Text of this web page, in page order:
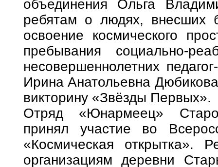
объединения Ольга
ребятам о людях, внесших
освоение космического
пребывания социально-
несовершеннолетних
Ирина Анатольевна
викторину «Звёзды Первых».
Отряд «Юнармеец»
принял участие во
«Космическая
организациям деревни